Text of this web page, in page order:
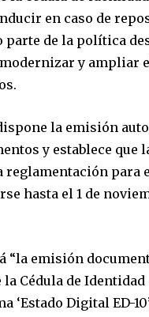
en caso de
parte de la política
y ampliar
la emisión
y establece que
reglamentación para
hasta el 1 de
“la emisión
Cédula de Identidad
‘Estado Digital ED-